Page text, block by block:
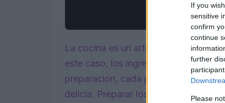
If you
sensitive
confirm
continue
further
Please
La cocina es un arte, y como todo
este caso, los ingredientes juegan
preparación, cada paso es
delicia. Preparar los ingredientes no